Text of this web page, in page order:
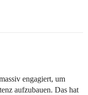
engagiert, um
aufzubauen. Das hat